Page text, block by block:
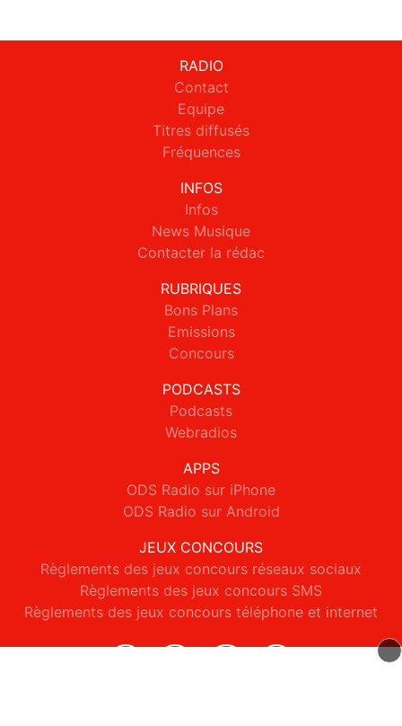
RADIO
Contact
Equipe
Titres diffusés
Fréquences
INFOS
Infos
News Musique
Contacter la rédac
RUBRIQUES
Bons Plans
Emissions
Concours
PODCASTS
Podcasts
Webradios
APPS
ODS Radio sur iPhone
ODS Radio sur Android
JEUX CONCOURS
Règlements des jeux concours réseaux sociaux
Règlements des jeux concours SMS
Règlements des jeux concours téléphone et internet